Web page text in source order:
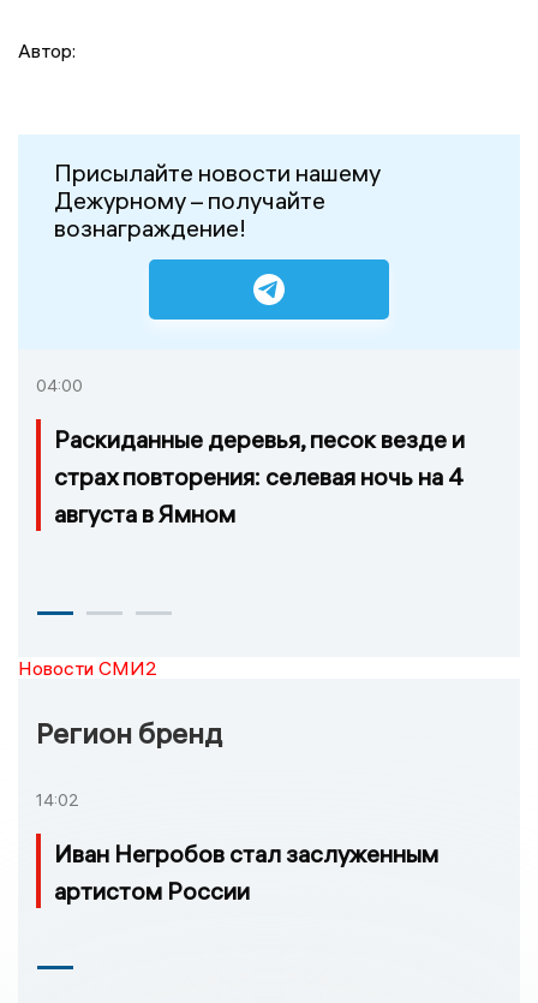
Автор:
Присылайте новости нашему
Дежурному – получайте
вознаграждение!
04:00
Раскиданные деревья, песок везде и
страх повторения: селевая ночь на 4
августа в Ямном
Новости СМИ2
Регион бренд
14:02
Иван Негробов стал заслуженным
артистом России